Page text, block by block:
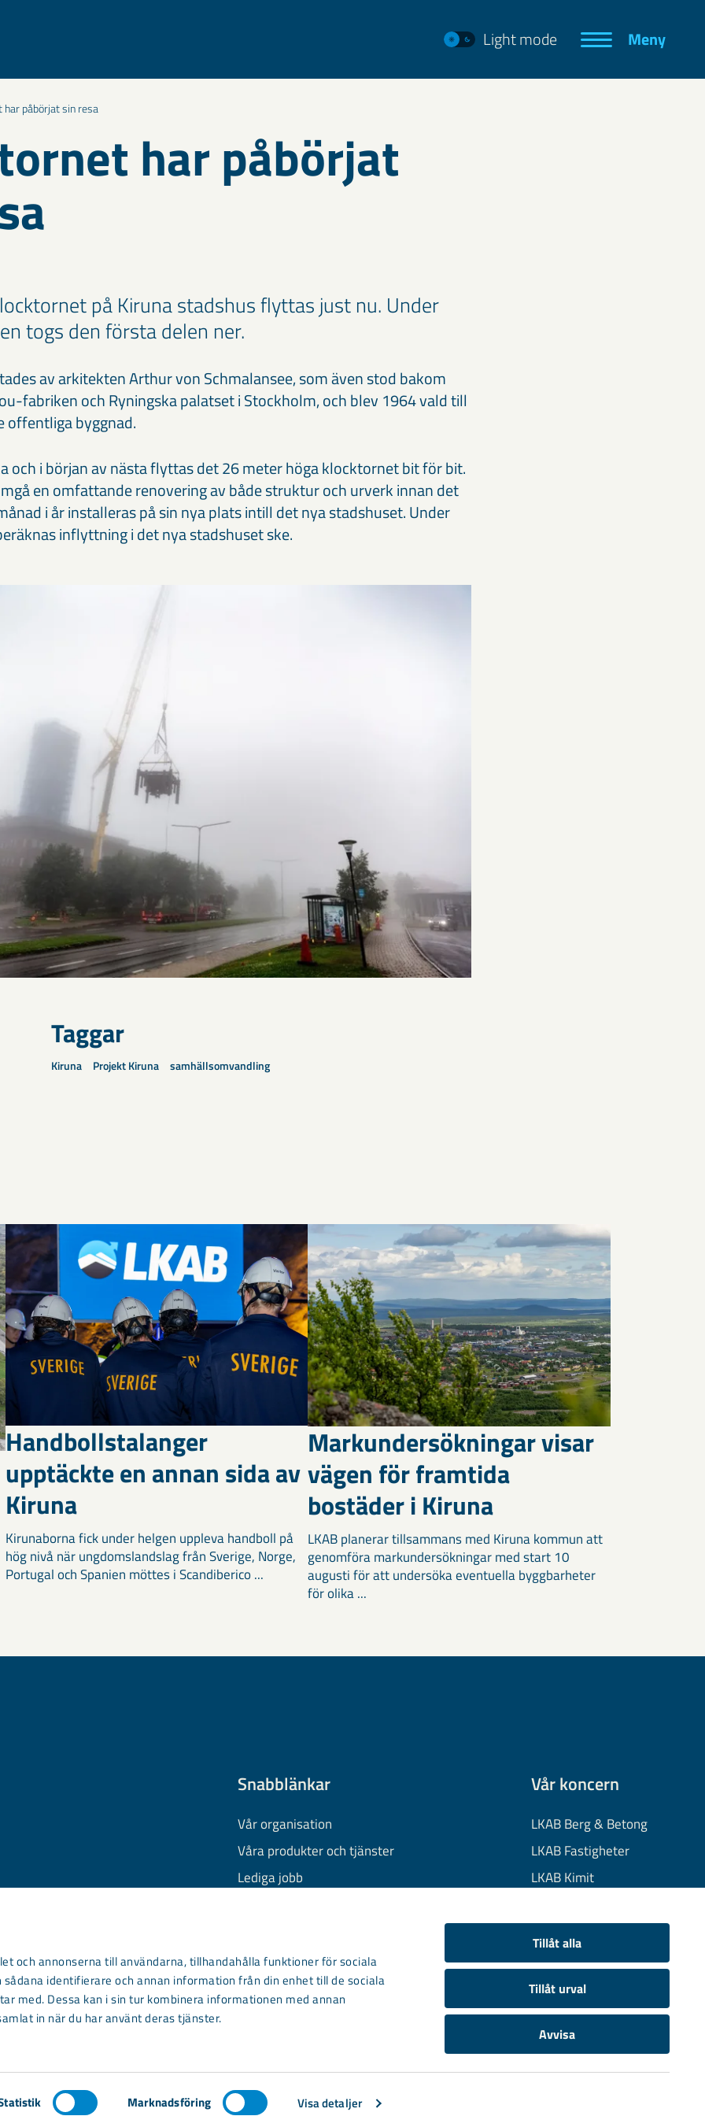
och annonserna till användarna, tillhandahålla funktioner för sociala
identifierare och annan information från din enhet till de sociala
med. Dessa kan i sin tur kombinera informationen med annan
in när du har använt deras tjänster.
Marknadsföring Visa detaljer
Tillåt alla
Tillåt urval
Avvisa
Light mode Meny
har påbörjat sin resa
har påbörjat
på Kiruna stadshus flyttas just nu. Under
togs den första delen ner.
av arkitekten Arthur von Schmalansee, som även stod bakom
fabriken och Ryningska palatset i Stockholm, och blev 1964 vald till
offentliga byggnad.
och i början av nästa flyttas det 26 meter höga klocktornet bit för bit.
en omfattande renovering av både struktur och urverk innan det
i år installeras på sin nya plats intill det nya stadshuset. Under
inflyttning i det nya stadshuset ske.
Taggar
Kiruna Projekt Kiruna samhällsomvandling
Handbollstalanger
upptäckte en annan sida av
Kiruna
Kirunaborna fick under helgen uppleva handboll på
hög nivå när ungdomslandslag från Sverige, Norge,
Portugal och Spanien möttes i Scandiberico ...
Markundersökningar visar
vägen för framtida
bostäder i Kiruna
LKAB planerar tillsammans med Kiruna kommun att
genomföra markundersökningar med start 10
augusti för att undersöka eventuella byggbarheter
för olika ...
Snabblänkar
Vår organisation
Våra produkter och tjänster
Lediga jobb
Information om cookies
Kontakta oss
Vår koncern
LKAB Berg & Betong
LKAB Fastigheter
LKAB Kimit
LKAB Wassara
Samhällsutveckling